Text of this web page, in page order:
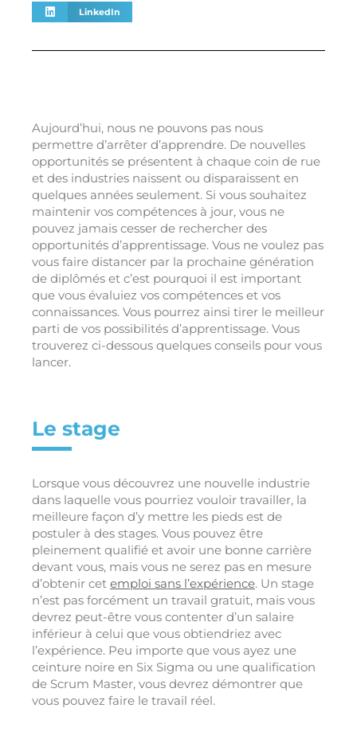
LinkedIn
Aujourd’hui, nous ne pouvons pas nous
permettre d’arrêter d’apprendre. De nouvelles
opportunités se présentent à chaque coin de rue
et des industries naissent ou disparaissent en
quelques années seulement. Si vous souhaitez
maintenir vos compétences à jour, vous ne
pouvez jamais cesser de rechercher des
opportunités d’apprentissage. Vous ne voulez pas
vous faire distancer par la prochaine génération
de diplômés et c’est pourquoi il est important
que vous évaluiez vos compétences et vos
connaissances. Vous pourrez ainsi tirer le meilleur
parti de vos possibilités d’apprentissage. Vous
trouverez ci-dessous quelques conseils pour vous
lancer.
Le stage
Lorsque vous découvrez une nouvelle industrie
dans laquelle vous pourriez vouloir travailler, la
meilleure façon d’y mettre les pieds est de
postuler à des stages. Vous pouvez être
pleinement qualifié et avoir une bonne carrière
devant vous, mais vous ne serez pas en mesure
d’obtenir cet emploi sans l’expérience. Un stage
n’est pas forcément un travail gratuit, mais vous
devrez peut-être vous contenter d’un salaire
inférieur à celui que vous obtiendriez avec
l’expérience. Peu importe que vous ayez une
ceinture noire en Six Sigma ou une qualification
de Scrum Master, vous devrez démontrer que
vous pouvez faire le travail réel.